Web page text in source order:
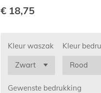
€ 18,75
Kleur waszak Kleur
Gewenste bedrukking